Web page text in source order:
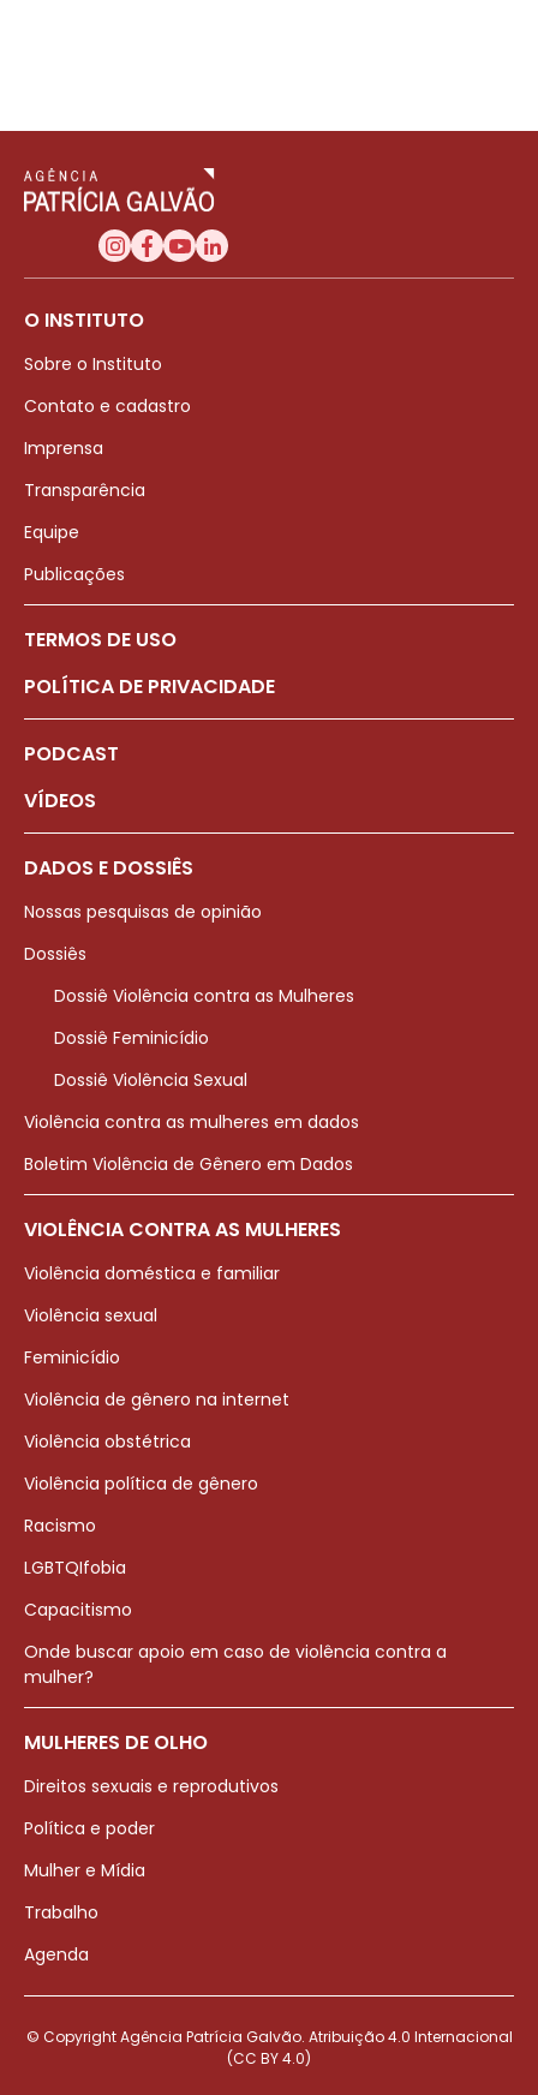
O INSTITUTO
Sobre o Instituto
Contato e cadastro
Imprensa
Transparência
Equipe
Publicações
TERMOS DE USO
POLÍTICA DE PRIVACIDADE
PODCAST
VÍDEOS
DADOS E DOSSIÊS
Nossas pesquisas de opinião
Dossiês
Dossiê Violência contra as Mulheres
Dossiê Feminicídio
Dossiê Violência Sexual
Violência contra as mulheres em dados
Boletim Violência de Gênero em Dados
VIOLÊNCIA CONTRA AS MULHERES
Violência doméstica e familiar
Violência sexual
Feminicídio
Violência de gênero na internet
Violência obstétrica
Violência política de gênero
Racismo
LGBTQIfobia
Capacitismo
Onde buscar apoio em caso de violência contra a
mulher?
MULHERES DE OLHO
Direitos sexuais e reprodutivos
Política e poder
Mulher e Mídia
Trabalho
Agenda
© Copyright Agência Patrícia Galvão. Atribuição 4.0 Internacional
(CC BY 4.0)